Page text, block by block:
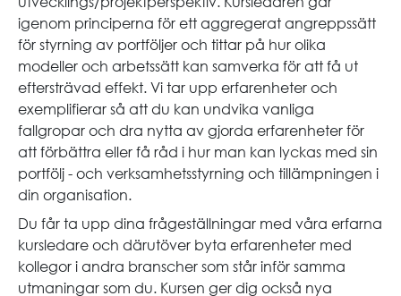
igenom principerna för ett aggregerat angreppssätt
för styrning av portföljer och tittar på hur olika
modeller och arbetssätt kan samverka för att få ut
eftersträvad effekt. Vi tar upp erfarenheter och
exemplifierar så att du kan undvika vanliga
fallgropar och dra nytta av gjorda erfarenheter för
att förbättra eller få råd i hur man kan lyckas med sin
portfölj - och verksamhetsstyrning och tillämpningen i
din organisation.
Du får ta upp dina frågeställningar med våra erfarna
kursledare och därutöver byta erfarenheter med
kollegor i andra branscher som står inför samma
utmaningar som du. Kursen ger dig också nya